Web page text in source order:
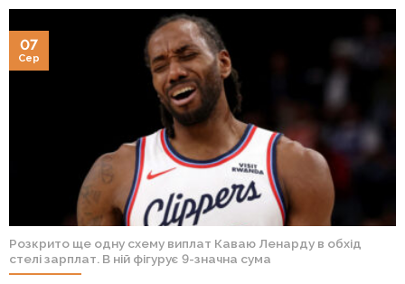
Розкрито ще одну схему виплат Каваю Ленарду в обхід
стелі зарплат. В ній фігурує 9-значна сума
07
Сер